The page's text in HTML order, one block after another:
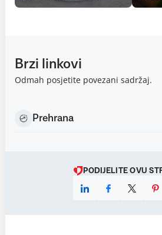
Brzi linkovi
Odmah posjetite povezani sadržaj.
Prehrana
PODIJELITE OVU